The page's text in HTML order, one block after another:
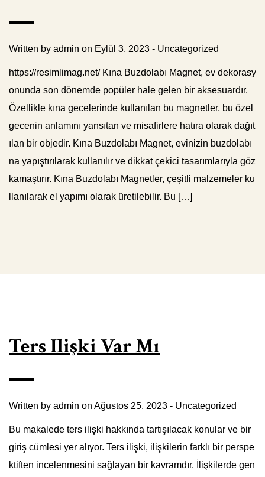
Written by admin on Eylül 3, 2023 - Uncategorized
https://resimlimag.net/ Kına Buzdolabı Magnet, ev dekorasy
onunda son dönemde popüler hale gelen bir aksesuardır.
Özellikle kına gecelerinde kullanılan bu magnetler, bu özel
gecenin anlamını yansıtan ve misafirlere hatıra olarak dağıt
ılan bir objedir. Kına Buzdolabı Magnet, evinizin buzdolabı
na yapıştırılarak kullanılır ve dikkat çekici tasarımlarıyla göz
kamaştırır. Kına Buzdolabı Magnetler, çeşitli malzemeler ku
llanılarak el yapımı olarak üretilebilir. Bu […]
Ters Ilişki Var Mı
Written by admin on Ağustos 25, 2023 - Uncategorized
Bu makalede ters ilişki hakkında tartışılacak konular ve bir
giriş cümlesi yer alıyor. Ters ilişki, ilişkilerin farklı bir perspe
ktiften incelenmesini sağlayan bir kavramdır. İlişkilerde gen